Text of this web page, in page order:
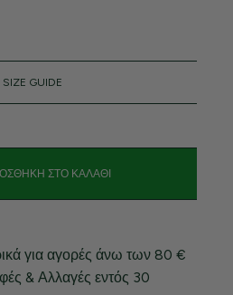
SIZE GUIDE
ΣΤΟ ΚΑΛΆΘΙ
για αγορές άνω των 80 €
& Αλλαγές εντός 30